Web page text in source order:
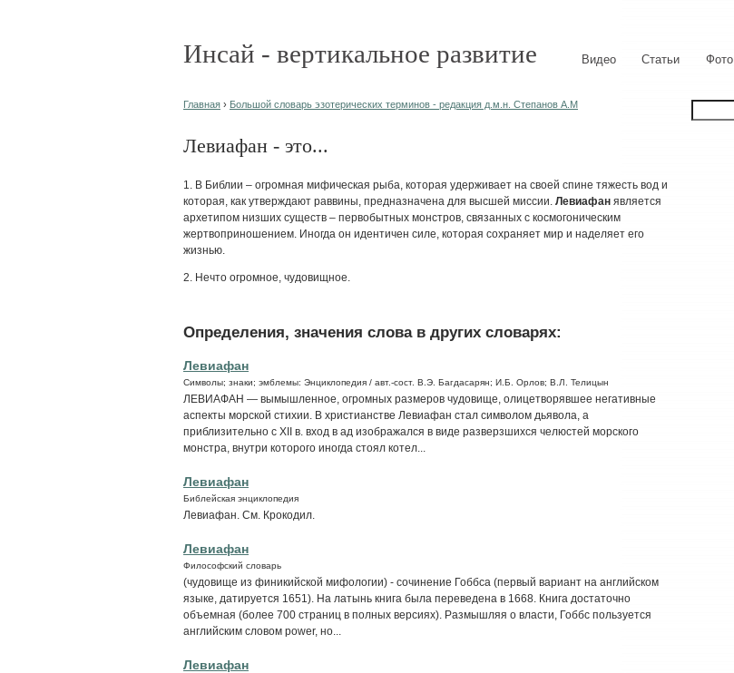
Инсай - вертикальное развитие Видео Статьи Фото
Главная › Большой словарь эзотерических терминов - редакция д.м.н. Степанов А.М
Левиафан - это...
1. В Библии – огромная мифическая рыба, которая удерживает на своей спине тяжесть вод и
которая, как утверждают раввины, предназначена для высшей миссии. Левиафан является
архетипом низших существ – первобытных монстров, связанных с космогоническим
жертвоприношением. Иногда он идентичен силе, которая сохраняет мир и наделяет его
жизнью.
2. Нечто огромное, чудовищное.
Определения, значения слова в других словарях:
Левиафан
Символы; знаки; эмблемы: Энциклопедия / авт.-сост. В.Э. Багдасарян; И.Б. Орлов; В.Л. Телицын
ЛЕВИАФАН — вымышленное, огромных размеров чудовище, олицетворявшее негативные
аспекты морской стихии. В христианстве Левиафан стал символом дьявола, а
приблизительно с XII в. вход в ад изображался в виде разверзшихся челюстей морского
монстра, внутри которого иногда стоял котел...
Левиафан
Библейская энциклопедия
Левиафан. См. Крокодил.
Левиафан
Философский словарь
(чудовище из финикийской мифологии) - сочинение Гоббса (первый вариант на английском
языке, датируется 1651). На латынь книга была переведена в 1668. Книга достаточно
объемная (более 700 страниц в полных версиях). Размышляя о власти, Гоббс пользуется
английским словом power, но...
Левиафан